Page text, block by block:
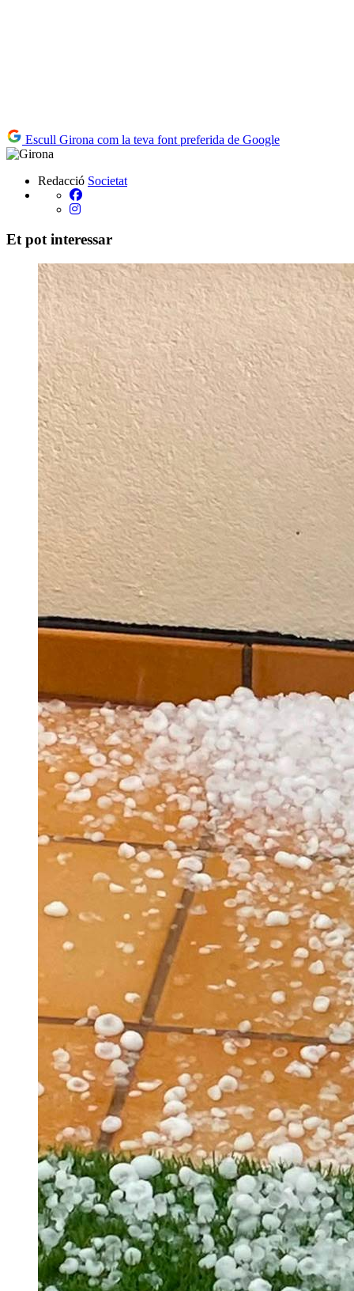
Escull Girona com la teva font preferida de Google
Redacció Societat
Et pot interessar